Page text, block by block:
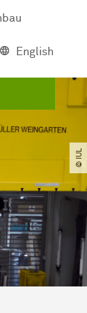
English
© IUL